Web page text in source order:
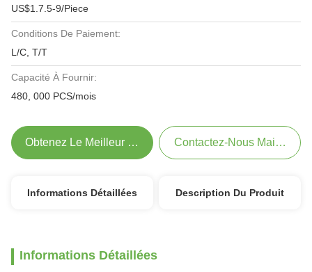
US$1.7.5-9/Piece
Conditions De Paiement:
L/C, T/T
Capacité À Fournir:
480, 000 PCS/mois
Obtenez Le Meilleur Prix Contactez-Nous Maintenant
Informations Détaillées Description Du Produit
Informations Détaillées